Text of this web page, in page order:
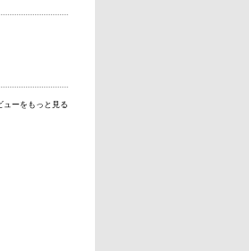
ューをもっと見る